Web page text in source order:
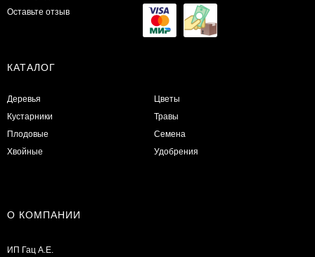
Оставьте отзыв
КАТАЛОГ
Деревья
Кустарники
Плодовые
Хвойные
Цветы
Травы
Семена
Удобрения
О КОМПАНИИ
ИП Гац А.Е.